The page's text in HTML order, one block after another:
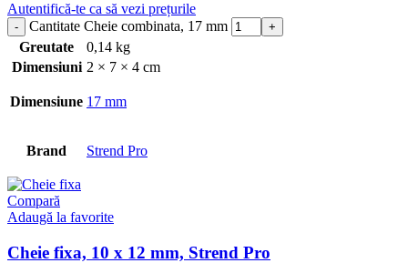
Autentifică-te ca să vezi prețurile
Cantitate Cheie combinata, 17 mm
Greutate
0,14 kg
Dimensiuni 2 × 7 × 4 cm
Dimensiune 17 mm
Brand Strend Pro
Compară
Adaugă la favorite
Cheie fixa, 10 x 12 mm, Strend Pro